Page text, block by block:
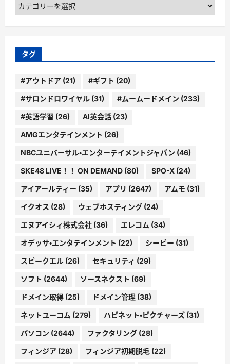
テ
ゴ
ー
タグ
#アウトドア (21) #ギフト (20)
#サロンドロワイヤル (31) #ムームードメイン (233)
#英語学習 (26) AI英会話 (23)
AMGエンタテインメント (26)
NBCユニバーサル・エンターテイメントジャパン (46)
SKE48 LIVE！！ ON DEMAND (80) SPO-X (24)
アイアールティー (35) アプリ (2647) アムモ (31)
イクオス (28) ウェブホスティング (24)
エヌアイシィ株式会社 (36) エレコム (34)
オデッサ・エンタテインメント (22) シービー (31)
スピークエル (26) セキュリティ (29)
ソフト (2644) ソースネクスト (69)
ドメイン取得 (25) ドメイン管理 (38)
ネットユーコム (279) ハピネット・ピクチャーズ (31)
パソコン (2644) ファクタリング (28)
フィンジア (28) フィンジア初期脱毛 (22)